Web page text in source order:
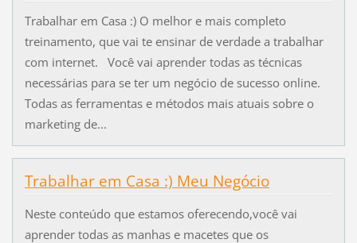
Trabalhar em Casa :) O melhor e mais completo
treinamento, que vai te ensinar de verdade a trabalhar
com internet. Você vai aprender todas as técnicas
necessárias para se ter um negócio de sucesso online.
Todas as ferramentas e métodos mais atuais sobre o
marketing de...
Trabalhar em Casa :) Meu Negócio
Neste conteúdo que estamos oferecendo,você vai
aprender todas as manhas e macetes que os